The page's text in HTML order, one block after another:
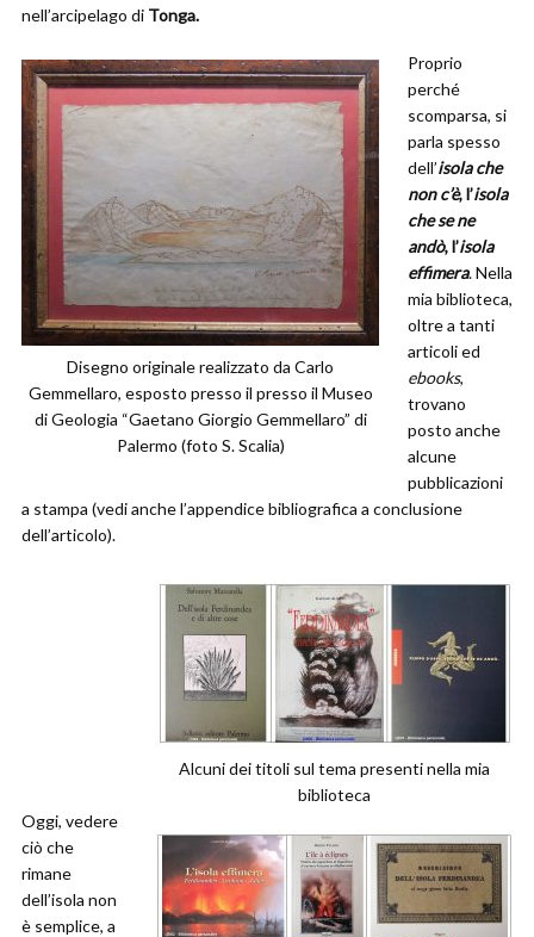
nell’arcipelago di Tonga.
Disegno originale realizzato da Carlo
Gemmellaro, esposto presso il presso il Museo
di Geologia “Gaetano Giorgio Gemmellaro” di
Palermo (foto S. Scalia)
Proprio
perché
scomparsa, si
parla spesso
dell’isola che
non c’è, l’isola
che se ne
andò, l’isola
effimera. Nella
mia biblioteca,
oltre a tanti
articoli ed
ebooks,
trovano
posto anche
alcune
pubblicazioni
a stampa (vedi anche l’appendice bibliografica a conclusione
dell’articolo).
Alcuni dei titoli sul tema presenti nella mia
biblioteca
Oggi, vedere
ciò che
rimane
dell’isola non
è semplice, a